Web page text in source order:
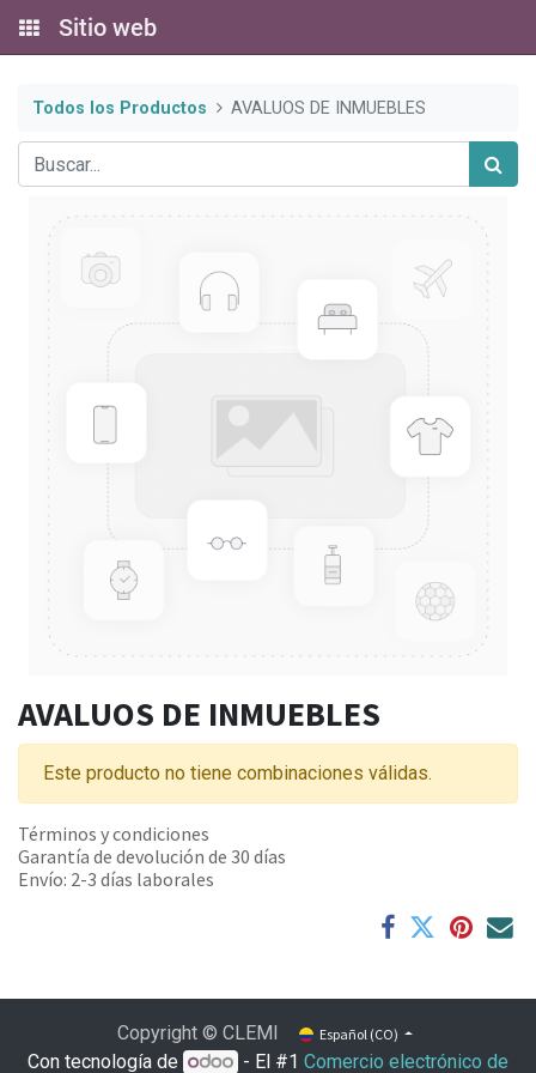
Sitio web
Todos los Productos AVALUOS DE INMUEBLES
AVALUOS DE INMUEBLES
Este producto no tiene combinaciones válidas.
Términos y condiciones
Garantía de devolución de 30 días
Envío: 2-3 días laborales
Copyright © CLEMI Español (CO)
Con tecnología de - El #1Comercio electrónico de